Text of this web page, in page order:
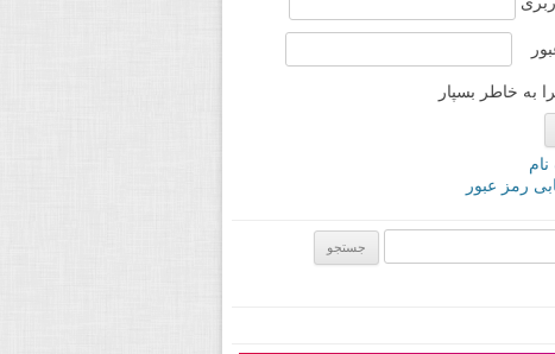
به خاطر بسپار
رمز عبور